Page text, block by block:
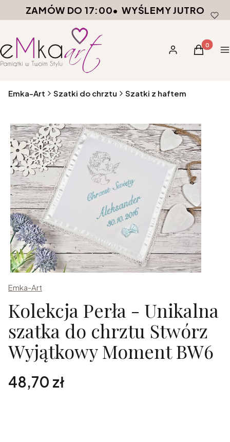
ZAMÓW DO 17:00• WYŚLEMY JUTRO
Zaloguj sięProdukty
Koszyk
Emka-Art Szatki do chrztu Szatki z haftem
Emka-Art
Kolekcja Perła - Unikalna
szatka do chrztu Stwórz
Wyjątkowy Moment BW6
Cena
48,70 zł